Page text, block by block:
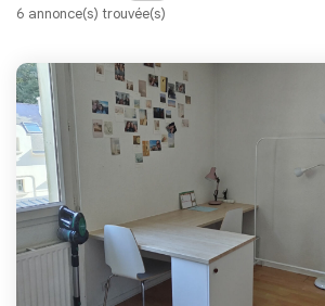
6 annonce(s) trouvée(s)